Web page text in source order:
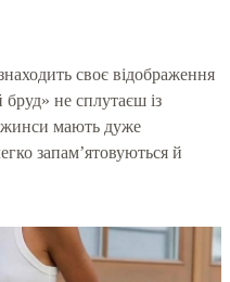
своє відображення
не сплутаєш із
мають дуже
запам’ятовуються й